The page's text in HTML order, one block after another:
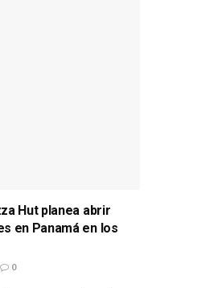
Hut planea abrir
en Panamá en los
0